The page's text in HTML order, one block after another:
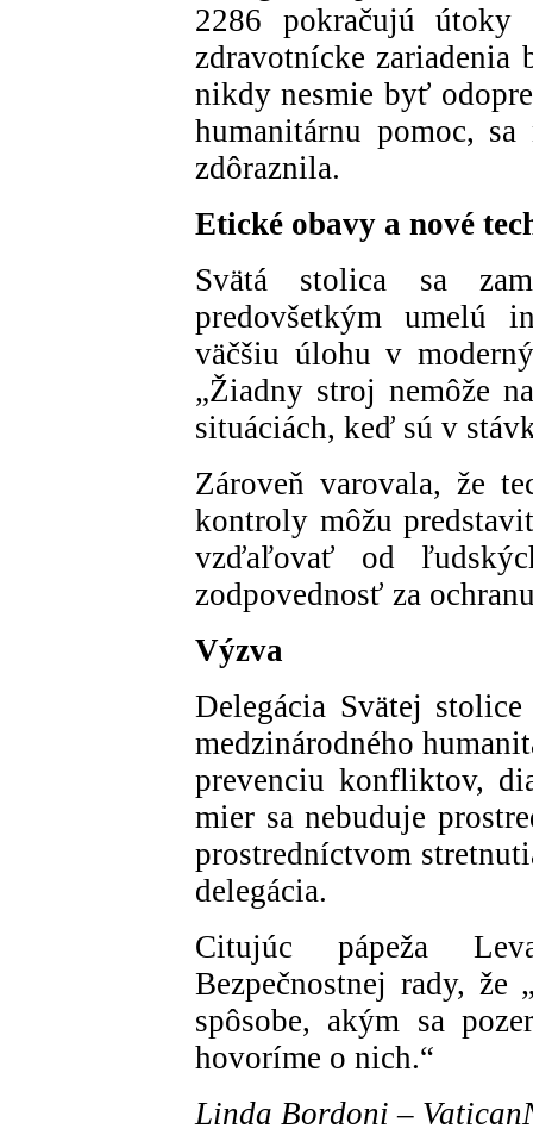
2286 pokračujú útoky
zdravotnícke zariadenia
nikdy nesmie byť
humanitárnu pomoc,
zdôraznila.
Etické obavy a nové
Svätá stolica sa
predovšetkým umelú
väčšiu úlohu v
„Žiadny stroj nemôže
situáciách, keď sú v
Zároveň varovala, že
kontroly môžu
vzďaľovať od
zodpovednosť za
Výzva
Delegácia Svätej
medzinárodného
prevenciu konfliktov,
mier sa nebuduje
prostredníctvom
delegácia.
Citujúc pápeža
Bezpečnostnej rady,
spôsobe, akým sa
hovoríme o nich.“
Linda Bordoni –